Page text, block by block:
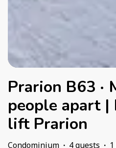
Prarion B63 ·
people apart |
lift Prarion
Condominium · 4 guests ·